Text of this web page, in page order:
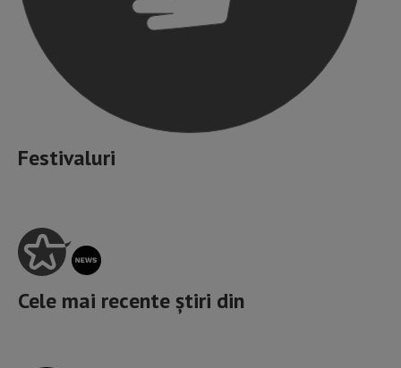
Festivaluri
Cele mai recente știri din